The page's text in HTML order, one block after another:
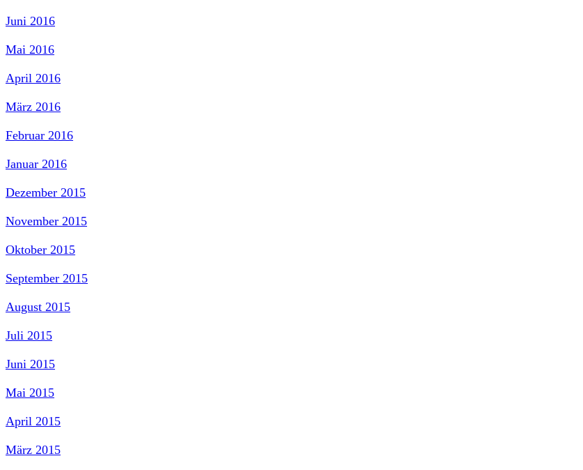
Juni 2016
Mai 2016
April 2016
März 2016
Februar 2016
Januar 2016
Dezember 2015
November 2015
Oktober 2015
September 2015
August 2015
Juli 2015
Juni 2015
Mai 2015
April 2015
März 2015